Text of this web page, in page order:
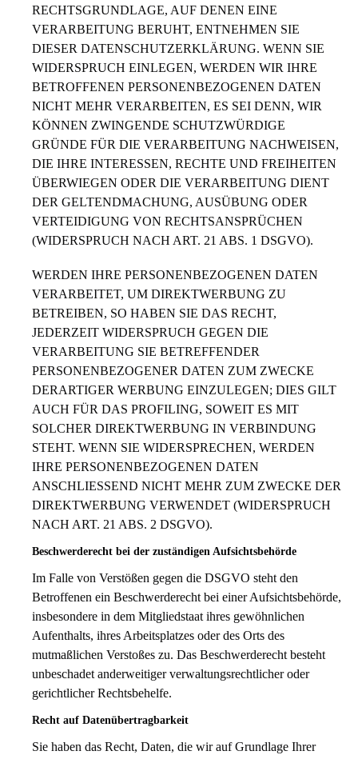
RECHTSGRUNDLAGE, AUF DENEN EINE
VERARBEITUNG BERUHT, ENTNEHMEN SIE
DIESER DATENSCHUTZERKLÄRUNG. WENN SIE
WIDERSPRUCH EINLEGEN, WERDEN WIR IHRE
BETROFFENEN PERSONENBEZOGENEN DATEN
NICHT MEHR VERARBEITEN, ES SEI DENN, WIR
KÖNNEN ZWINGENDE SCHUTZWÜRDIGE
GRÜNDE FÜR DIE VERARBEITUNG NACHWEISEN,
DIE IHRE INTERESSEN, RECHTE UND FREIHEITEN
ÜBERWIEGEN ODER DIE VERARBEITUNG DIENT
DER GELTENDMACHUNG, AUSÜBUNG ODER
VERTEIDIGUNG VON RECHTSANSPRÜCHEN
(WIDERSPRUCH NACH ART. 21 ABS. 1 DSGVO).
WERDEN IHRE PERSONENBEZOGENEN DATEN
VERARBEITET, UM DIREKTWERBUNG ZU
BETREIBEN, SO HABEN SIE DAS RECHT,
JEDERZEIT WIDERSPRUCH GEGEN DIE
VERARBEITUNG SIE BETREFFENDER
PERSONENBEZOGENER DATEN ZUM ZWECKE
DERARTIGER WERBUNG EINZULEGEN; DIES GILT
AUCH FÜR DAS PROFILING, SOWEIT ES MIT
SOLCHER DIREKTWERBUNG IN VERBINDUNG
STEHT. WENN SIE WIDERSPRECHEN, WERDEN
IHRE PERSONENBEZOGENEN DATEN
ANSCHLIESSEND NICHT MEHR ZUM ZWECKE DER
DIREKTWERBUNG VERWENDET (WIDERSPRUCH
NACH ART. 21 ABS. 2 DSGVO).
Beschwerde­recht bei der zuständigen Aufsichts­behörde
Im Falle von Verstößen gegen die DSGVO steht den
Betroffenen ein Beschwerderecht bei einer Aufsichtsbehörde,
insbesondere in dem Mitgliedstaat ihres gewöhnlichen
Aufenthalts, ihres Arbeitsplatzes oder des Orts des
mutmaßlichen Verstoßes zu. Das Beschwerderecht besteht
unbeschadet anderweitiger verwaltungsrechtlicher oder
gerichtlicher Rechtsbehelfe.
Recht auf Daten­übertrag­barkeit
Sie haben das Recht, Daten, die wir auf Grundlage Ihrer